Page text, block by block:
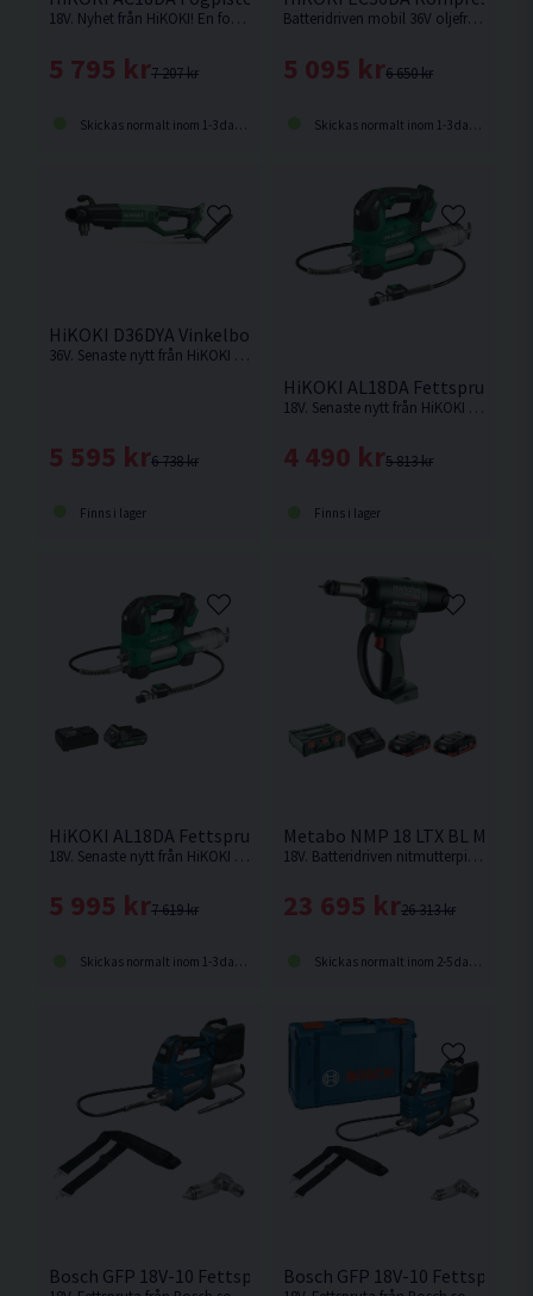
18V. Nyhet från HiKOKI! En fogpistol med verktygslöst byte av tillbehör och autoreverserande droppspärrfunktion.
7 207 kr
5 795 kr
Skickas normalt inom 1-3 dagar
Batteridriven mobil 36V oljefri kompressor som drivs med HiKOKIs MULTI VOLT-batteri eller 230V adapter. Levereras utan batteri och laddare.
6 650 kr
5 095 kr
Skickas normalt inom 1-3 dagar
HiKOKI D36DYA Vinkelborrmaskin 36V
36V. Senaste nytt från HiKOKI Powertools. Kraftfull vinkelborrmaskin med kolborstfri motor. Levereras utan batteri & laddare i kartong.
6 738 kr
5 595 kr
Finns i lager
HiKOKI AL18DA Fettspruta 18V
18V. Senaste nytt från HiKOKI Power Tools. Fettspruta med 400gram kapacitet som levererar hög tryckkraft. Justerbar flödesvolym. Levereras utan batteri & laddare.
5 813 kr
4 490 kr
Finns i lager
HiKOKI AL18DA Fettspruta 18V (1x2,0Ah)
18V. Senaste nytt från HiKOKI Power Tools. Fettspruta med 400gram kapacitet som levererar hög tryckkraft. Justerbar flödesvolym.
7 619 kr
5 995 kr
Skickas normalt inom 1-3 dagar
Metabo NMP 18 LTX BL M10
18V. Batteridriven nitmutterpistol med inställning av isättningskraften för blindnitsmuttrar upp till M10 i aluminium, M8 i stål, M6 i rostfritt stål.
26 313 kr
23 695 kr
Skickas normalt inom 2-5 dagar
Bosch GFP 18V-10 Fettspruta 18VBosch GFP 18V-10 Fettspruta